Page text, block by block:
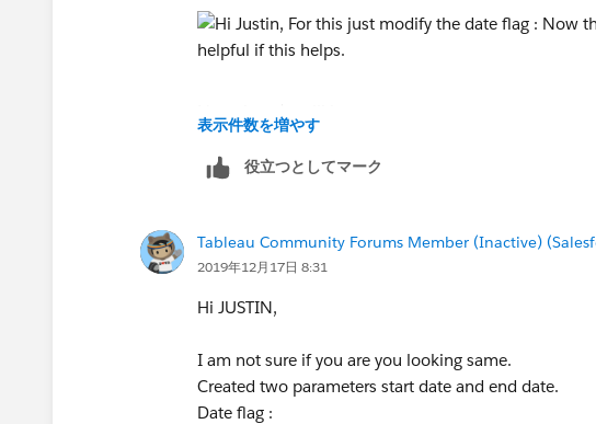
Please mark as correct and helpful if this helps.
Thanks,
Shruten
表示件数を増やす
役立つとしてマーク
Tableau Community Forums Member (Inactive)
2019年12月17日 8:31
Hi JUSTIN,
I am not sure if you are you looking same.
Created two parameters start date and end date.
Date flag :